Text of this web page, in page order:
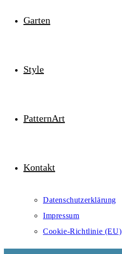
Garten
Style
PatternArt
Kontakt
Datenschutzerklärung
Impressum
Cookie-Richtlinie (EU)